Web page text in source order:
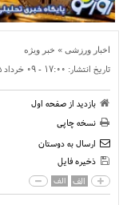
اخبار ورزشی » خبر ویژه
تاریخ انتشار: ۱۷:۰۰ - ۰۹ خرداد ۱۴۰۵
بازدید از صفحه اول
نسخه چاپی
ارسال به دوستان
ذخیره فایل
الف الف